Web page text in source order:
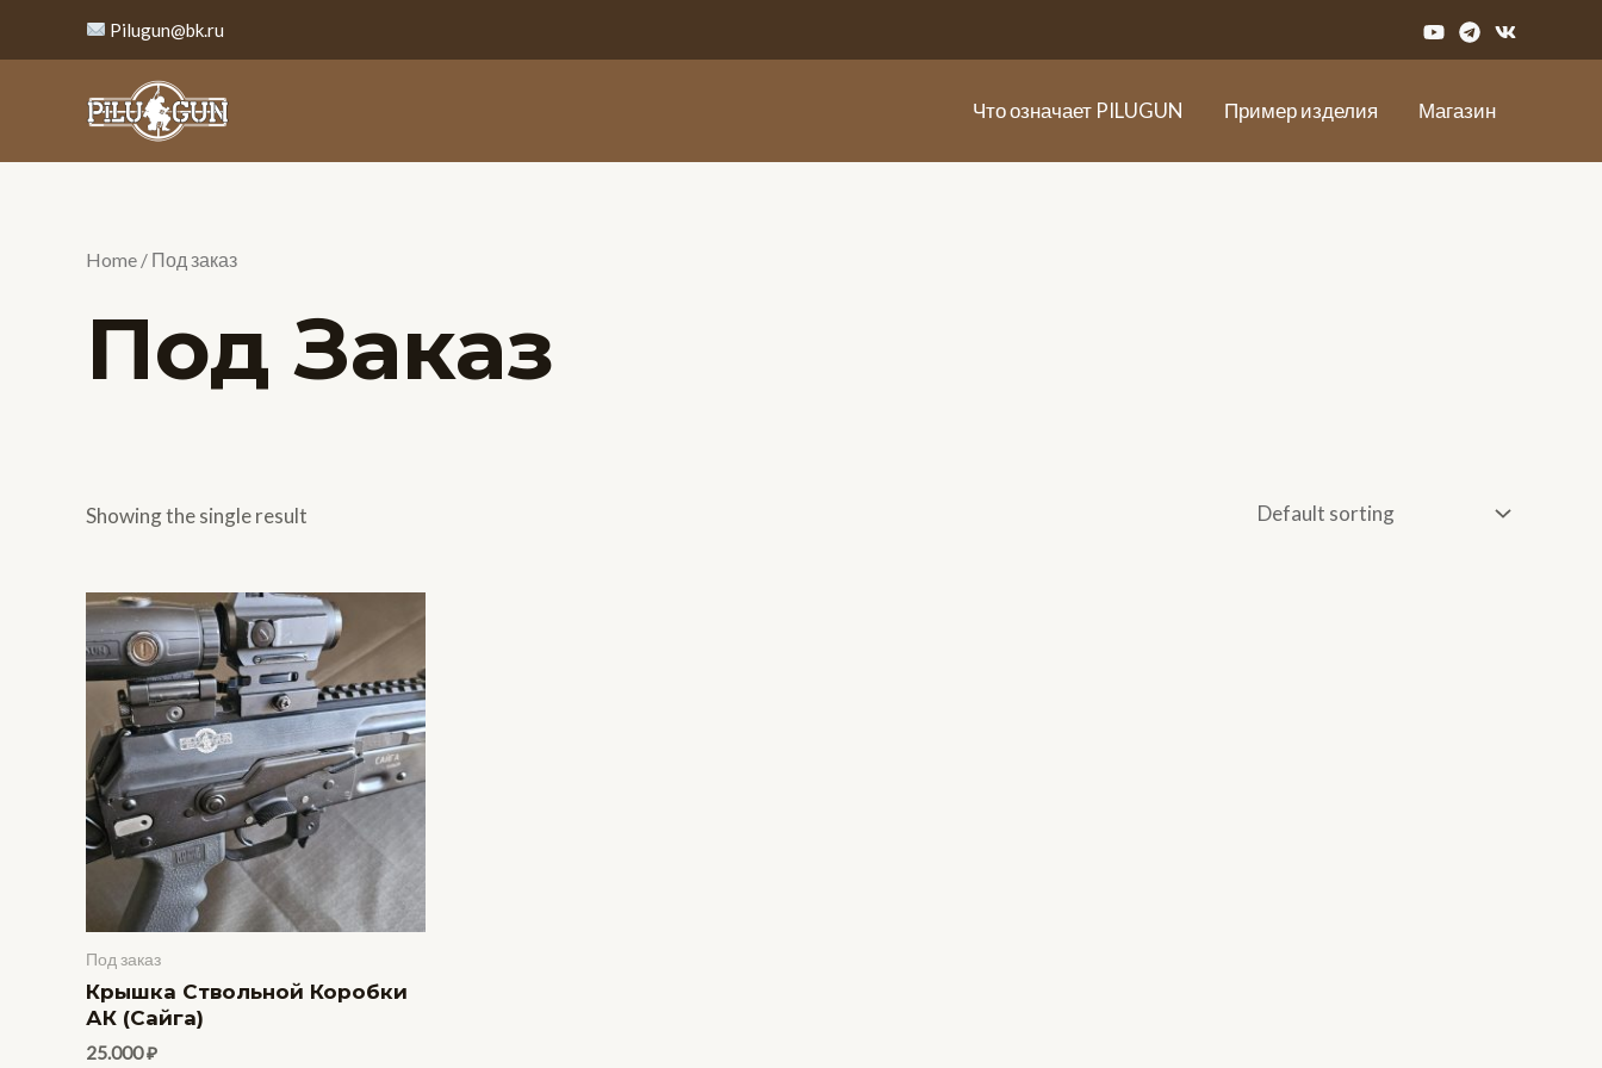
к
Pilugun@bk.ru
Что означает PILUGUN Пример изделия Магазин
Home / Под заказ
Под Заказ
Showing the single result
Под заказ
Крышка Ствольной Коробки
АК (Сайга)
25.000₽